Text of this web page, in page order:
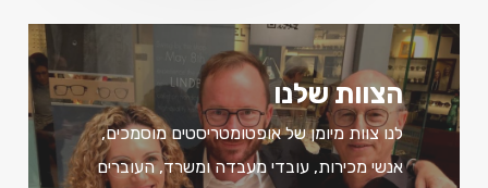
הצוות שלנו
לנו צוות מיומן של אופטומטריסטים מוסמכים,
אנשי מכירות, עובדי מעבדה ומשרד, העוברים